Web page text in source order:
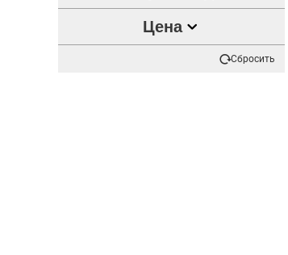
Цена
Сбросить